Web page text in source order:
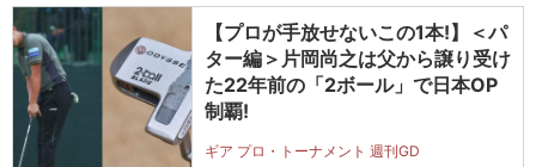
【プロが手放せないこの1本!】＜パ
ター編＞片岡尚之は父から譲り受け
た22年前の「2ボール」で日本OP
制覇!
ギア プロ・トーナメント 週刊GD